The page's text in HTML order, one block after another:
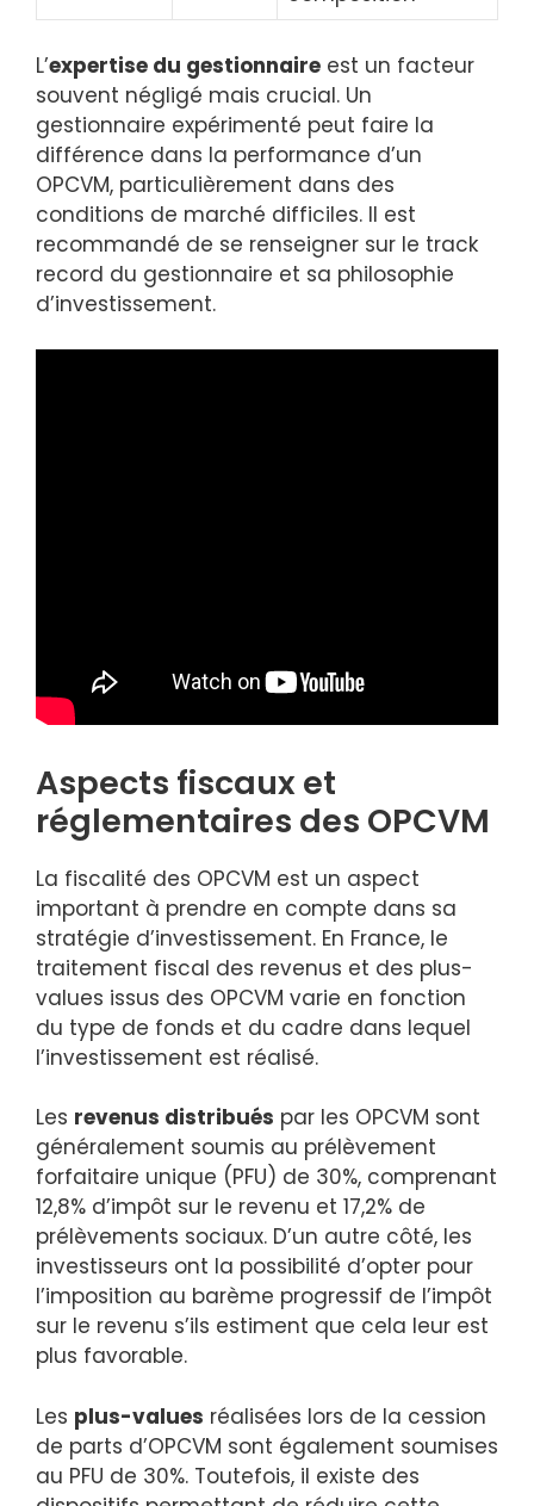
L’expertise du gestionnaire est un facteur
souvent négligé mais crucial. Un
gestionnaire expérimenté peut faire la
différence dans la performance d’un
OPCVM, particulièrement dans des
conditions de marché difficiles. Il est
recommandé de se renseigner sur le track
record du gestionnaire et sa philosophie
d’investissement.
Aspects fiscaux et
réglementaires des OPCVM
La fiscalité des OPCVM est un aspect
important à prendre en compte dans sa
stratégie d’investissement. En France, le
traitement fiscal des revenus et des plus-
values issus des OPCVM varie en fonction
du type de fonds et du cadre dans lequel
l’investissement est réalisé.
Les revenus distribués par les OPCVM sont
généralement soumis au prélèvement
forfaitaire unique (PFU) de 30%, comprenant
12,8% d’impôt sur le revenu et 17,2% de
prélèvements sociaux. D’un autre côté, les
investisseurs ont la possibilité d’opter pour
l’imposition au barème progressif de l’impôt
sur le revenu s’ils estiment que cela leur est
plus favorable.
Les plus-values réalisées lors de la cession
de parts d’OPCVM sont également soumises
au PFU de 30%. Toutefois, il existe des